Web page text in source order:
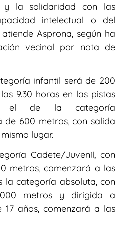
y la solidaridad con las
intelectual o del
Asprona, según ha
vecinal por nota de
infantil será de 200
9.30 horas en las pistas
el de la categoría
de 600 metros, con salida
lugar.
Cadete/Juvenil, con
metros, comenzará a las
la categoría absoluta, con
metros y dirigida a
17 años, comenzará a las